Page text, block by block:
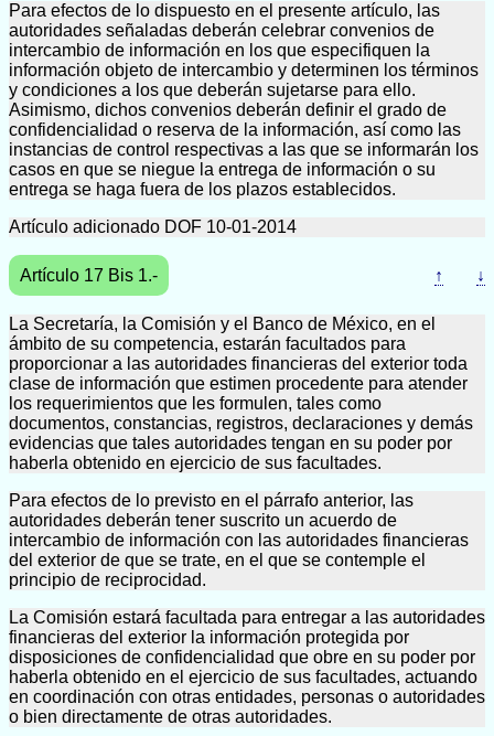
Para efectos de lo dispuesto en el presente artículo, las
autoridades señaladas deberán celebrar convenios de
intercambio de información en los que especifiquen la
información objeto de intercambio y determinen los términos
y condiciones a los que deberán sujetarse para ello.
Asimismo, dichos convenios deberán definir el grado de
confidencialidad o reserva de la información, así como las
instancias de control respectivas a las que se informarán los
casos en que se niegue la entrega de información o su
entrega se haga fuera de los plazos establecidos.
Artículo adicionado DOF 10-01-2014
Artículo 17 Bis 1.- ↑ ↓
La Secretaría, la Comisión y el Banco de México, en el
ámbito de su competencia, estarán facultados para
proporcionar a las autoridades financieras del exterior toda
clase de información que estimen procedente para atender
los requerimientos que les formulen, tales como
documentos, constancias, registros, declaraciones y demás
evidencias que tales autoridades tengan en su poder por
haberla obtenido en ejercicio de sus facultades.
Para efectos de lo previsto en el párrafo anterior, las
autoridades deberán tener suscrito un acuerdo de
intercambio de información con las autoridades financieras
del exterior de que se trate, en el que se contemple el
principio de reciprocidad.
La Comisión estará facultada para entregar a las autoridades
financieras del exterior la información protegida por
disposiciones de confidencialidad que obre en su poder por
haberla obtenido en el ejercicio de sus facultades, actuando
en coordinación con otras entidades, personas o autoridades
o bien directamente de otras autoridades.